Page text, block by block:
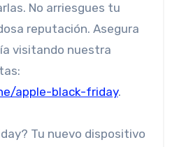
No arriesgues tu
reputación. Asegura
visitando nuestra
apple-black-friday.
Tu nuevo dispositivo